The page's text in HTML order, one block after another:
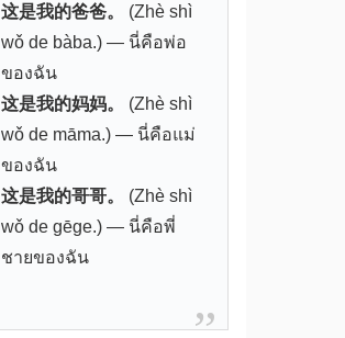
这是我的爸爸。
(Zhè shì
wǒ de bàba.) — นี่คือพ่อ
ของฉัน
这是我的妈妈。
(Zhè shì
wǒ de māma.) — นี่คือแม่
ของฉัน
这是我的哥哥。
(Zhè shì
wǒ de gēge.) — นี่คือพี่
ชายของฉัน